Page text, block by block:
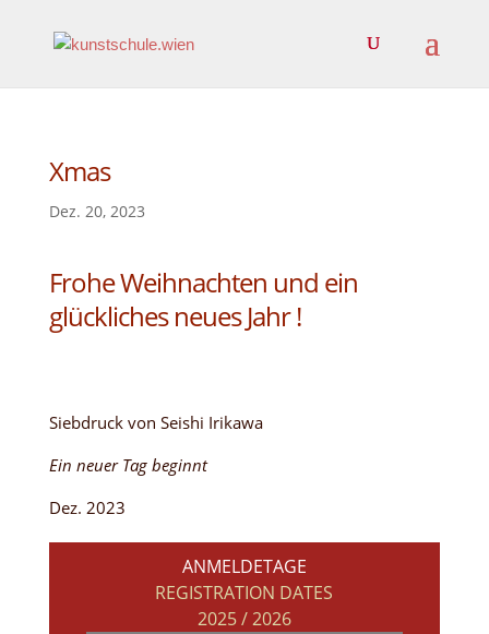
Xmas
Dez. 20, 2023
Frohe Weihnachten und ein
glückliches neues Jahr !
Siebdruck von Seishi Irikawa
Ein neuer Tag beginnt
Dez. 2023
ANMELDETAGE
REGISTRATION DATES
2025 / 2026